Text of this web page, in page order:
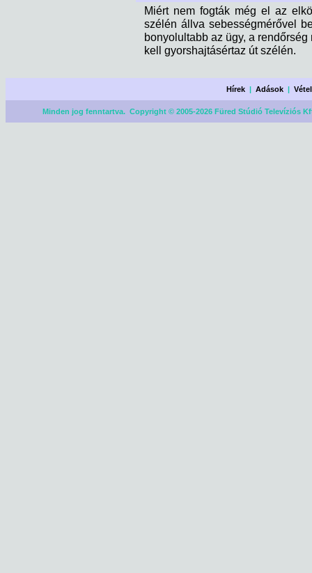
Miért nem fogták még el az
szélén állva sebességmérővel
bonyolultabb az ügy, a
kell gyorshajtásértaz út szélén.
Hírek |Adások |
Minden jog fenntartva. Copyright © 2005-2026 Füred Stúdió Televíziós